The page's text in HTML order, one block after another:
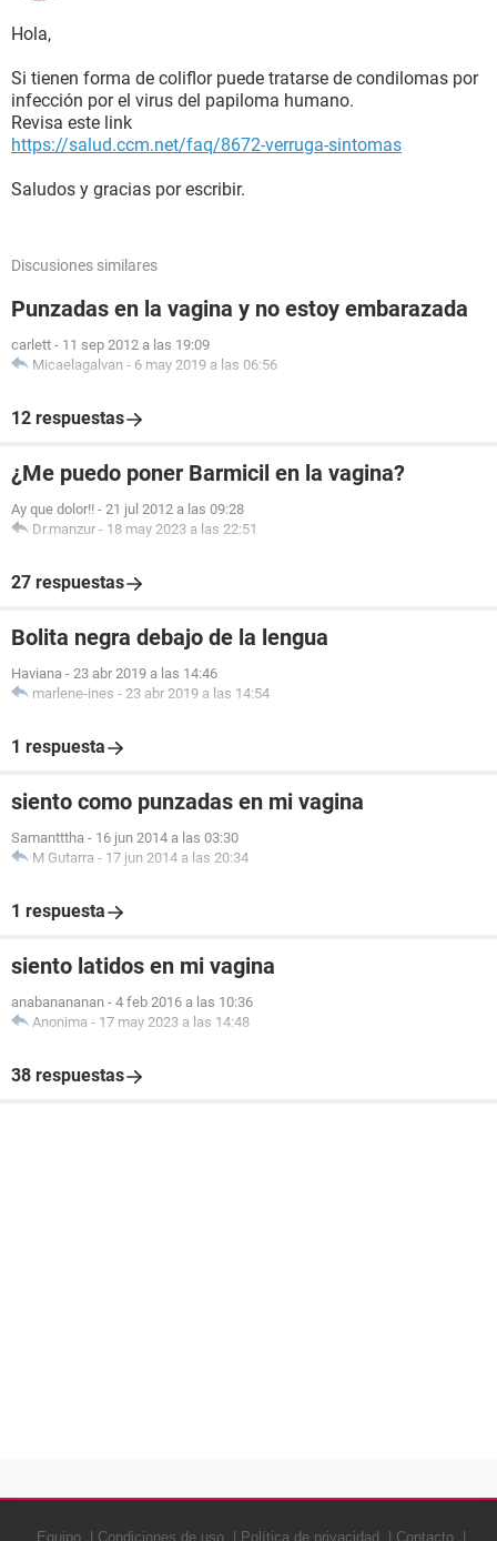
Hola,
Si tienen forma de coliflor puede tratarse de condilomas por
infección por el virus del papiloma humano.
Revisa este link
https://salud.ccm.net/faq/8672-verruga-sintomas
Saludos y gracias por escribir.
Discusiones similares
Punzadas en la vagina y no estoy embarazada
carlett - 11 sep 2012 a las 19:09
Micaelagalvan - 6 may 2019 a las 06:56
12 respuestas
¿Me puedo poner Barmicil en la vagina?
Ay que dolor!! - 21 jul 2012 a las 09:28
Dr.manzur - 18 may 2023 a las 22:51
27 respuestas
Bolita negra debajo de la lengua
Haviana - 23 abr 2019 a las 14:46
marlene-ines - 23 abr 2019 a las 14:54
1 respuesta
siento como punzadas en mi vagina
Samantttha - 16 jun 2014 a las 03:30
M Gutarra - 17 jun 2014 a las 20:34
1 respuesta
siento latidos en mi vagina
anabanananan - 4 feb 2016 a las 10:36
Anonima - 17 may 2023 a las 14:48
38 respuestas
Equipo Condiciones de uso Política de privacidad Contacto